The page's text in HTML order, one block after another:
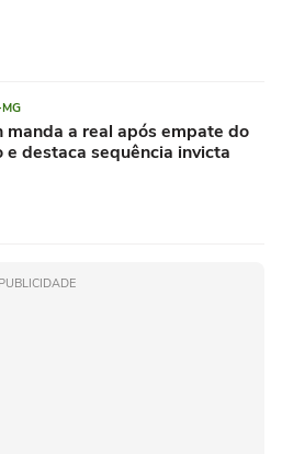
manda a real após empate do
destaca sequência invicta
PUBLICIDADE